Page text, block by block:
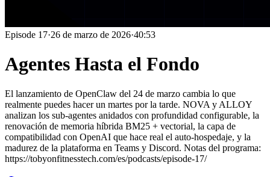
Episode 17·26 de marzo de 2026·40:53
Agentes Hasta el Fondo
El lanzamiento de OpenClaw del 24 de marzo cambia lo que
realmente puedes hacer un martes por la tarde. NOVA y ALLOY
analizan los sub-agentes anidados con profundidad configurable, la
renovación de memoria híbrida BM25 + vectorial, la capa de
compatibilidad con OpenAI que hace real el auto-hospedaje, y la
madurez de la plataforma en Teams y Discord. Notas del programa:
https://tobyonfitnesstech.com/es/podcasts/episode-17/